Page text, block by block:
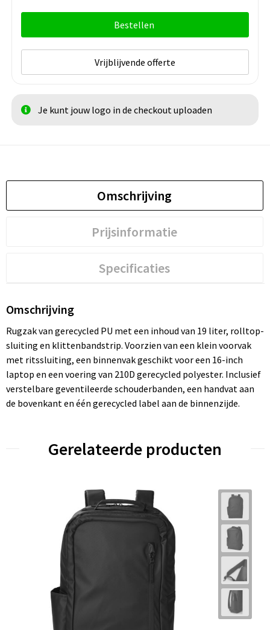
Bestellen
Vrijblijvende offerte
Je kunt jouw logo in de checkout uploaden
Omschrijving
Prijsinformatie
Specificaties
Omschrijving
Rugzak van gerecycled PU met een inhoud van 19 liter, rolltop-
sluiting en klittenbandstrip. Voorzien van een klein voorvak
met ritssluiting, een binnenvak geschikt voor een 16-inch
laptop en een voering van 210D gerecycled polyester. Inclusief
verstelbare geventileerde schouderbanden, een handvat aan
de bovenkant en één gerecycled label aan de binnenzijde.
Gerelateerde producten